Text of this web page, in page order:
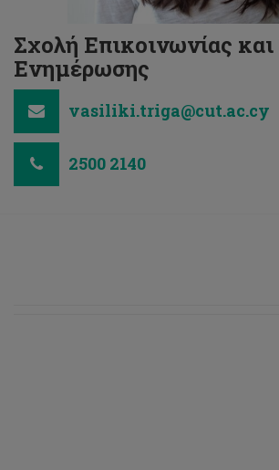
Σχολή Επικοινωνίας
Ενημέρωσης
vasiliki.triga@cut.ac.cy
2500 2140